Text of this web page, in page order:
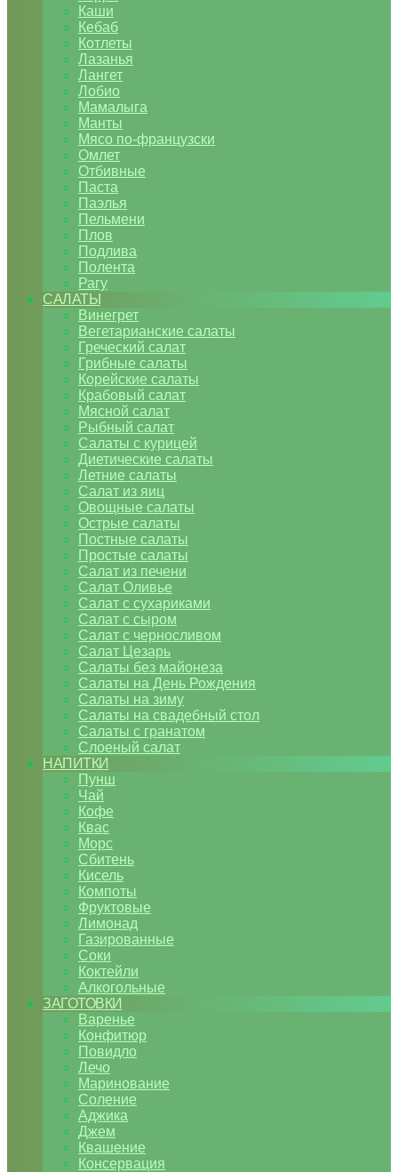
Каши
Кебаб
Котлеты
Лазанья
Лангет
Лобио
Мамалыга
Манты
Мясо по-французски
Омлет
Отбивные
Паста
Паэлья
Пельмени
Плов
Подлива
Полента
Рагу
САЛАТЫ
Винегрет
Вегетарианские салаты
Греческий салат
Грибные салаты
Корейские салаты
Крабовый салат
Мясной салат
Рыбный салат
Салаты с курицей
Диетические салаты
Летние салаты
Салат из яиц
Овощные салаты
Острые салаты
Постные салаты
Простые салаты
Салат из печени
Салат Оливье
Салат с сухариками
Салат с сыром
Салат с черносливом
Салат Цезарь
Салаты без майонеза
Салаты на День Рождения
Салаты на зиму
Салаты на свадебный стол
Салаты с гранатом
Слоеный салат
НАПИТКИ
Пунш
Чай
Кофе
Квас
Морс
Сбитень
Кисель
Компоты
Фруктовые
Лимонад
Газированные
Соки
Коктейли
Алкогольные
ЗАГОТОВКИ
Варенье
Конфитюр
Повидло
Лечо
Маринование
Соление
Аджика
Джем
Квашение
Консервация